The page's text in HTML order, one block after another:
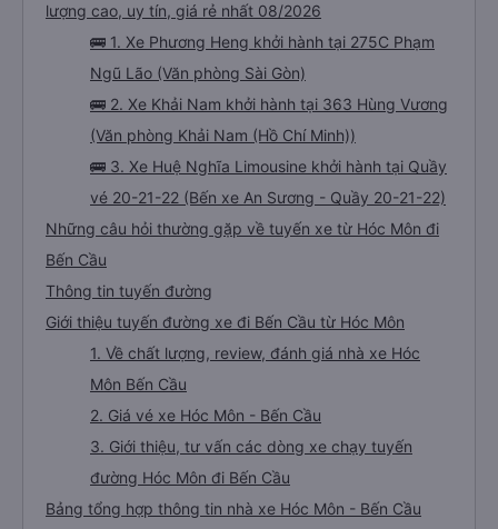
lượng cao, uy tín, giá rẻ nhất 08/2026
🚌 1. Xe Phương Heng khởi hành tại 275C Phạm
Ngũ Lão (Văn phòng Sài Gòn)
🚌 2. Xe Khải Nam khởi hành tại 363 Hùng Vương
(Văn phòng Khải Nam (Hồ Chí Minh))
🚌 3. Xe Huệ Nghĩa Limousine khởi hành tại Quầy
vé 20-21-22 (Bến xe An Sương - Quầy 20-21-22)
Những câu hỏi thường gặp về tuyến xe từ Hóc Môn đi
Bến Cầu
Thông tin tuyến đường
Giới thiệu tuyến đường xe đi Bến Cầu từ Hóc Môn
1. Về chất lượng, review, đánh giá nhà xe Hóc
Môn Bến Cầu
2. Giá vé xe Hóc Môn - Bến Cầu
3. Giới thiệu, tư vấn các dòng xe chạy tuyến
đường Hóc Môn đi Bến Cầu
Bảng tổng hợp thông tin nhà xe Hóc Môn - Bến Cầu